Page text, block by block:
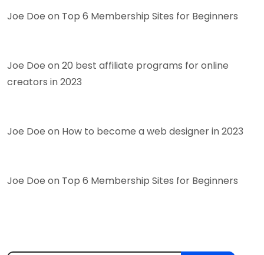
Joe Doe on Top 6 Membership Sites for Beginners
Joe Doe on20 best affiliate programs for online
creators in 2023
Joe Doe on How to become a web designer in 2023
Joe Doe on Top 6 Membership Sites for Beginners